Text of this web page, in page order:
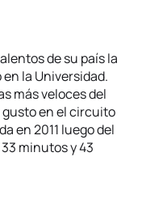
de su país la
la Universidad.
más veloces del
en el circuito
en 2011 luego del
minutos y 43